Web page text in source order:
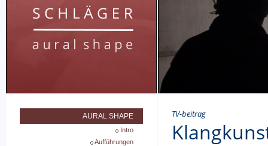
AURAL SHAPE
Intro
Aufführungen
TV-beitrag